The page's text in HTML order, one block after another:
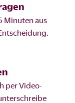
Minuten aus
per Video-